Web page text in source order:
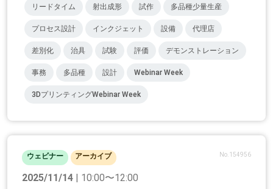
リードタイム 射出成形 試作 多品種少量生産
プロセス設計 インクジェット 設備 代理店
差別化 治具 試験 評価 デモンストレーション
事務 多品種 設計 Webinar Week
3DプリンティングWebinar Week
ウェビナー アーカイブ No.154956
2025/11/14 | 10:00〜12:00